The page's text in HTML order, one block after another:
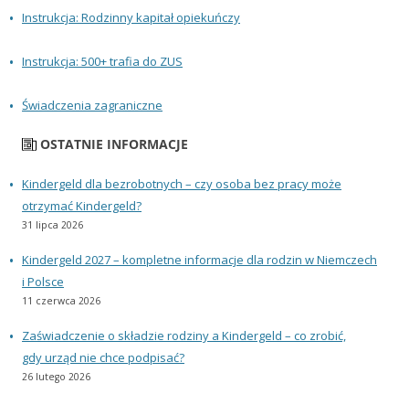
Instrukcja: Rodzinny kapitał opiekuńczy
Instrukcja: 500+ trafia do ZUS
Świadczenia zagraniczne
OSTATNIE INFORMACJE
Kindergeld dla bezrobotnych – czy osoba bez pracy może
otrzymać Kindergeld?
31 lipca 2026
Kindergeld 2027 – kompletne informacje dla rodzin w Niemczech
i Polsce
11 czerwca 2026
Zaświadczenie o składzie rodziny a Kindergeld – co zrobić,
gdy urząd nie chce podpisać?
26 lutego 2026